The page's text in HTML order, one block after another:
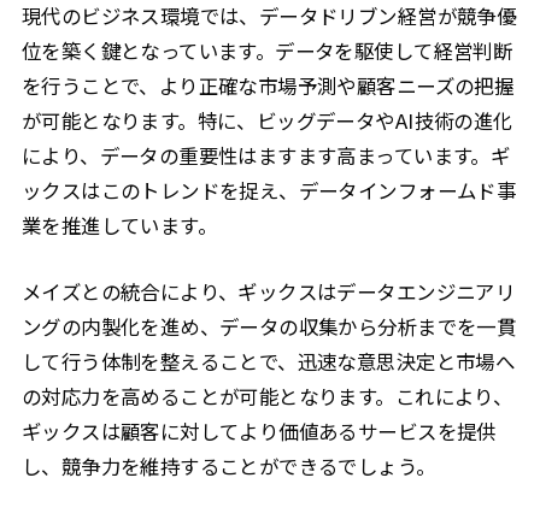
現代のビジネス環境では、データドリブン経営が競争優
位を築く鍵となっています。データを駆使して経営判断
を行うことで、より正確な市場予測や顧客ニーズの把握
が可能となります。特に、ビッグデータやAI技術の進化
により、データの重要性はますます高まっています。ギ
ックスはこのトレンドを捉え、データインフォームド事
業を推進しています。
メイズとの統合により、ギックスはデータエンジニアリ
ングの内製化を進め、データの収集から分析までを一貫
して行う体制を整えることで、迅速な意思決定と市場へ
の対応力を高めることが可能となります。これにより、
ギックスは顧客に対してより価値あるサービスを提供
し、競争力を維持することができるでしょう。